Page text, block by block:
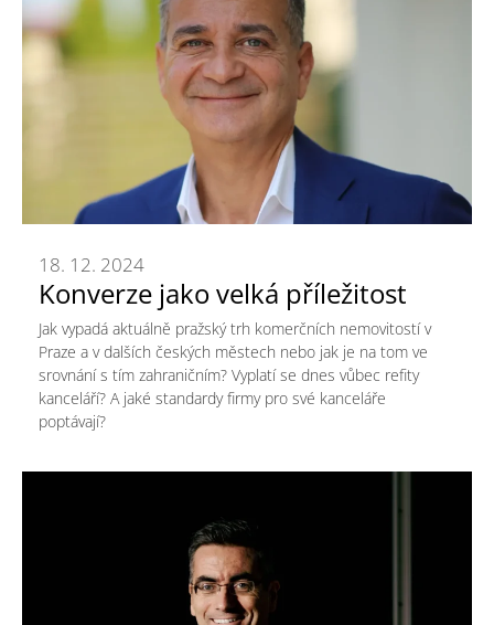
Konverze jako velká příležitost
18. 12. 2024
Jak vypadá aktuálně pražský trh komerčních nemovitostí v
Praze a v dalších českých městech nebo jak je na tom ve
srovnání s tím zahraničním? Vyplatí se dnes vůbec refity
kanceláří? A jaké standardy firmy pro své kanceláře
poptávají?